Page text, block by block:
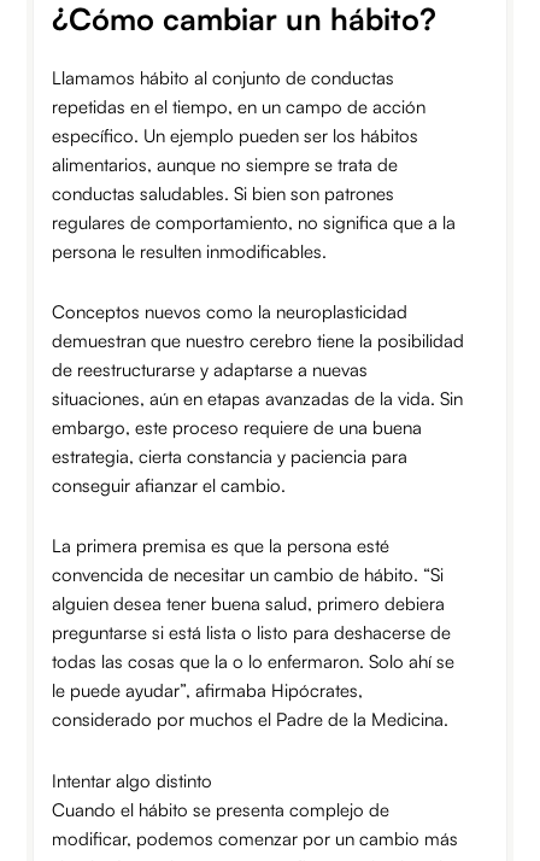
¿Cómo cambiar un hábito?
Llamamos hábito al conjunto de conductas
repetidas en el tiempo, en un campo de acción
específico. Un ejemplo pueden ser los hábitos
alimentarios, aunque no siempre se trata de
conductas saludables. Si bien son patrones
regulares de comportamiento, no significa que a la
persona le resulten inmodificables.
Conceptos nuevos como la neuroplasticidad
demuestran que nuestro cerebro tiene la posibilidad
de reestructurarse y adaptarse a nuevas
situaciones, aún en etapas avanzadas de la vida. Sin
embargo, este proceso requiere de una buena
estrategia, cierta constancia y paciencia para
conseguir afianzar el cambio.
La primera premisa es que la persona esté
convencida de necesitar un cambio de hábito. “Si
alguien desea tener buena salud, primero debiera
preguntarse si está lista o listo para deshacerse de
todas las cosas que la o lo enfermaron. Solo ahí se
le puede ayudar”, afirmaba Hipócrates,
considerado por muchos el Padre de la Medicina.
Intentar algo distinto
Cuando el hábito se presenta complejo de
modificar, podemos comenzar por un cambio más